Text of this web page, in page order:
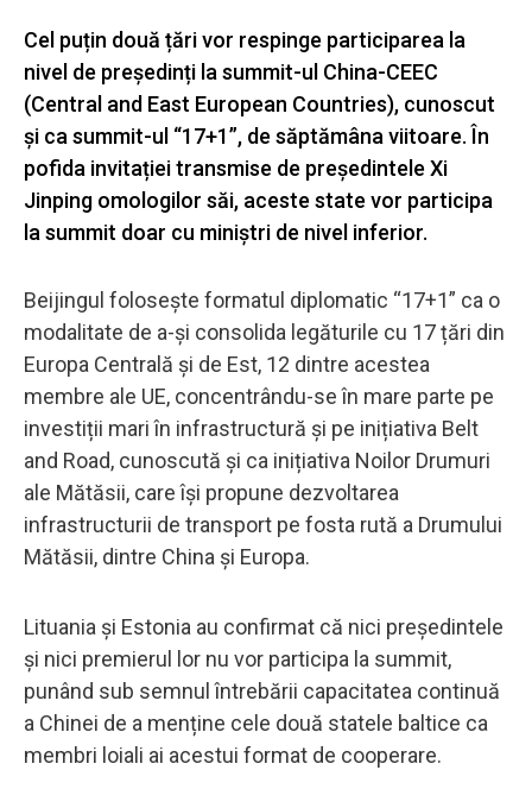
Cel puțin două țări vor respinge participarea la
nivel de președinți la summit-ul China-CEEC
(Central and East European Countries), cunoscut
și ca summit-ul “17+1”, de săptămâna viitoare. În
pofida invitației transmise de președintele Xi
Jinping omologilor săi, aceste state vor participa
la summit doar cu miniștri de nivel inferior.
Beijingul folosește formatul diplomatic “17+1” ca o
modalitate de a-și consolida legăturile cu 17 țări din
Europa Centrală și de Est, 12 dintre acestea
membre ale UE, concentrându-se în mare parte pe
investiții mari în infrastructură și pe inițiativa Belt
and Road, cunoscută și ca inițiativa Noilor Drumuri
ale Mătăsii, care își propune dezvoltarea
infrastructurii de transport pe fosta rută a Drumului
Mătăsii, dintre China și Europa.
Lituania și Estonia au confirmat că nici președintele
și nici premierul lor nu vor participa la summit,
punând sub semnul întrebării capacitatea continuă
a Chinei de a menține cele două statele baltice ca
membri loiali ai acestui format de cooperare.